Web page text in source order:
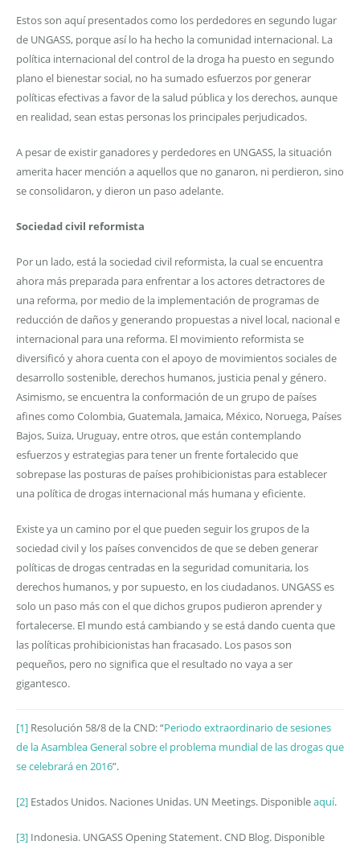
Estos son aquí presentados como los perdedores en segundo lugar
de UNGASS, porque así lo ha hecho la comunidad internacional. La
política internacional del control de la droga ha puesto en segundo
plano el bienestar social, no ha sumado esfuerzos por generar
políticas efectivas a favor de la salud pública y los derechos, aunque
en realidad, sean estas personas los principales perjudicados.
A pesar de existir ganadores y perdedores en UNGASS, la situación
amerita hacer mención a aquellos que no ganaron, ni perdieron, sino
se consolidaron, y dieron un paso adelante.
Sociedad civil reformista
Por un lado, está la sociedad civil reformista, la cual se encuentra
ahora más preparada para enfrentar a los actores detractores de
una reforma, por medio de la implementación de programas de
reducción de daños y generando propuestas a nivel local, nacional e
internacional para una reforma. El movimiento reformista se
diversificó y ahora cuenta con el apoyo de movimientos sociales de
desarrollo sostenible, derechos humanos, justicia penal y género.
Asimismo, se encuentra la conformación de un grupo de países
afines como Colombia, Guatemala, Jamaica, México, Noruega, Países
Bajos, Suiza, Uruguay, entre otros, que están contemplando
esfuerzos y estrategias para tener un frente fortalecido que
sobrepase las posturas de países prohibicionistas para establecer
una política de drogas internacional más humana y eficiente.
Existe ya un camino por el que pueden seguir los grupos de la
sociedad civil y los países convencidos de que se deben generar
políticas de drogas centradas en la seguridad comunitaria, los
derechos humanos, y por supuesto, en los ciudadanos. UNGASS es
solo un paso más con el que dichos grupos pudieron aprender y
fortalecerse. El mundo está cambiando y se está dando cuenta que
las políticas prohibicionistas han fracasado. Los pasos son
pequeños, pero no significa que el resultado no vaya a ser
gigantesco.
[1] Resolución 58/8 de la CND: “Periodo extraordinario de sesiones
de la Asamblea General sobre el problema mundial de las drogas que
se celebrará en 2016”.
[2] Estados Unidos. Naciones Unidas. UN Meetings. Disponibleaquí.
[3] Indonesia. UNGASS Opening Statement. CND Blog. Disponible